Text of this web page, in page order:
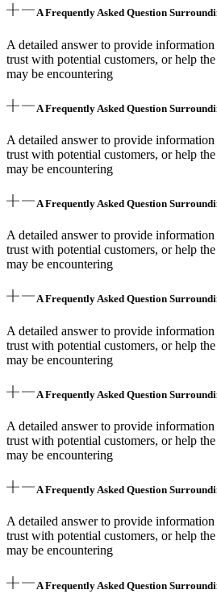
A Frequently Asked Question
A detailed answer to provide
trust with potential customers, or help
may be encountering
A Frequently Asked Question
A detailed answer to provide
trust with potential customers, or help
may be encountering
A Frequently Asked Question
A detailed answer to provide
trust with potential customers, or help
may be encountering
A Frequently Asked Question
A detailed answer to provide
trust with potential customers, or help
may be encountering
A Frequently Asked Question
A detailed answer to provide
trust with potential customers, or help
may be encountering
A Frequently Asked Question
A detailed answer to provide
trust with potential customers, or help
may be encountering
A Frequently Asked Question